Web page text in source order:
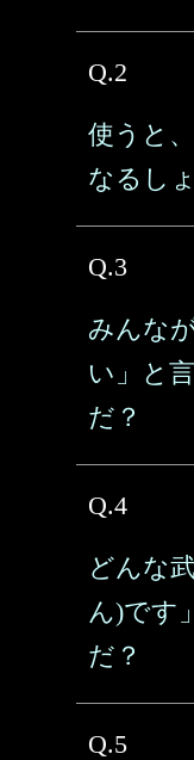
Q.2
使うと
なるし
Q.3
みんな
い」と
だ？
Q.4
どんな
ん)です
だ？
Q.5